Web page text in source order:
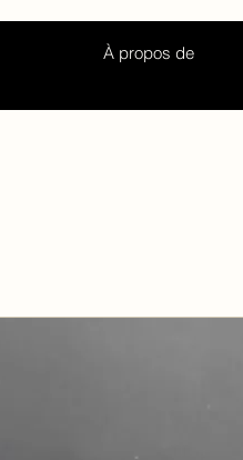
À propos de